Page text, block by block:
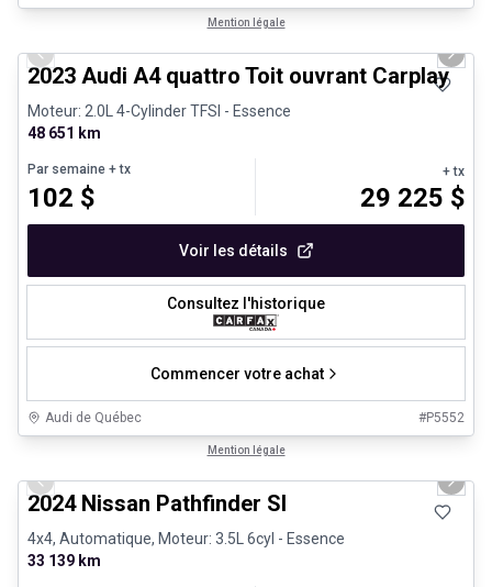
Mention légale
Véhicules d'occasion certifiés
Previous slide Next
2023 Audi A4 quattro Toit ouvrant Carplay
Moteur: 2.0L 4-Cylinder TFSI - Essence
48 651 km
Par semaine + tx
102 $
+ tx
29 225 $
Voir les détails
Consultez l'historique
Commencer votre achat
Audi de Québec #P5552
Mention légale
Véhicules d'occasion certifiés
Previous slide Next
2024 Nissan Pathfinder Sl
4x4, Automatique, Moteur: 3.5L 6cyl - Essence
33 139 km